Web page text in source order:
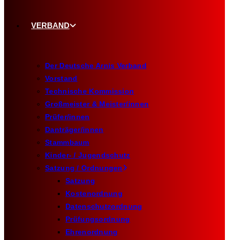
VERBAND
Der Deutsche Arnis Verband
Vorstand
Technische Kommission
Großmeister & Meister/innen
Prüfer/innen
Danträger/innen
Stammbaum
Kinder- / Jugendschutz
Satzung / Ordnungen
Satzung
Kostenordnung
Datenschutzordnung
Prüfungsordnung
Ehrenordnung